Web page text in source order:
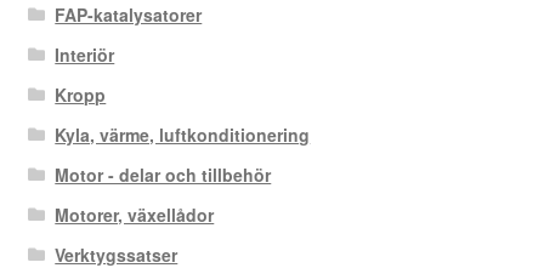
FAP-katalysatorer
Interiör
Kropp
Kyla, värme, luftkonditionering
Motor - delar och tillbehör
Motorer, växellådor
Verktygssatser